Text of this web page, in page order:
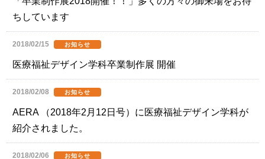
ちしています
2018/02/15 お知らせ
医療福祉デザイン学科卒業制作展 開催
2018/02/08 お知らせ
AERA （2018年2月12日号）に医療福祉デザイン学科が
紹介されました。
2018/02/06 お知らせ